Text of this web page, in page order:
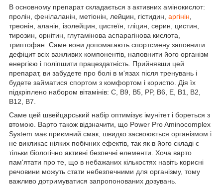
В основному препарат складається з активних амінокислот:
пролін, фенілаланін, метіонін, лейцин, гістидин, аргінін,
треонін, аланін, ізолейцин, цистеїн, гліцин, серин, цистин,
тирозин, орнітин, глутамінова аспарагінова кислота,
триптофан. Саме вони допомагають спортсмену заповнити
дефіцит всіх важливих компонентів, наповнити його організм
енергією і поліпшити працездатність. Прийнявши цей
препарат, ви забудете про болі в м'язах після тренувань і
будете займатися спортом з комфортом і користю. Дія їх
підкріплено набором вітамінів: С, B9, B5, PP, B6, E, B1, B2,
B12, B7.
Саме цей швейцарський набір оптимізує імунітет і бореться з
втомою. Варто також відзначити, що Power Pro Aminocomplex
System має приємний смак, швидко засвоюється організмом і
не викликає ніяких побічних ефектів, так як в його складі є
тільки біологічно активні безпечні елементи. Хоча варто
пам'ятати про те, що в небажаних кількостях навіть корисні
речовини можуть стати небезпечними для організму, тому
важливо дотримуватися запропонованих дозувань.